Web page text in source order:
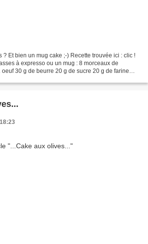
? Et bien un mug cake ;-) Recette trouvée ici : clic !
à expresso ou un mug : 8 morceaux de
30 g de beurre 20 g de sucre 20 g de farine